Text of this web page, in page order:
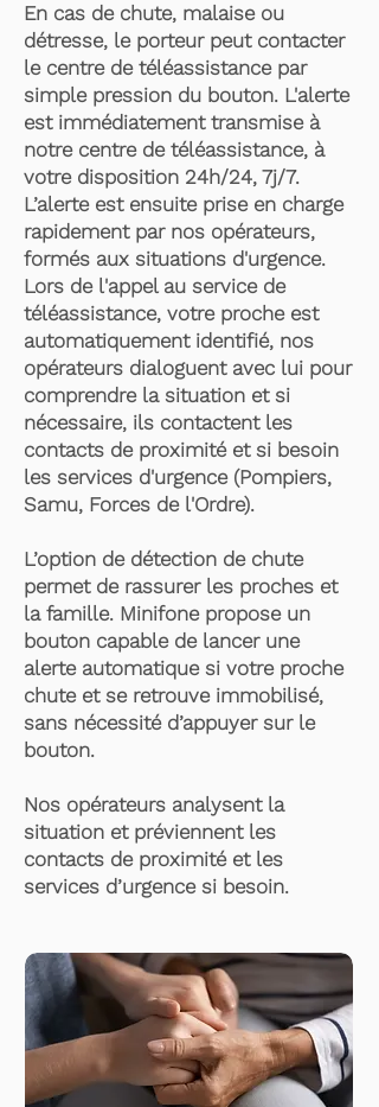
En cas de chute, malaise ou
détresse, le porteur peut contacter
le centre de téléassistance par
simple pression du bouton. L'alerte
est immédiatement transmise à
notre centre de téléassistance, à
votre disposition 24h/24, 7j/7.
L’alerte est ensuite prise en charge
rapidement par nos opérateurs,
formés aux situations d'urgence.
Lors de l'appel au service de
téléassistance, votre proche est
automatiquement identifié, nos
opérateurs dialoguent avec lui pour
comprendre la situation et si
nécessaire, ils contactent les
contacts de proximité et si besoin
les services d'urgence (Pompiers,
Samu, Forces de l'Ordre).
L’option de détection de chute
permet de rassurer les proches et
la famille. Minifone propose un
bouton capable de lancer une
alerte automatique si votre proche
chute et se retrouve immobilisé,
sans nécessité d’appuyer sur le
bouton.
Nos opérateurs analysent la
situation et préviennent les
contacts de proximité et les
services d’urgence si besoin.